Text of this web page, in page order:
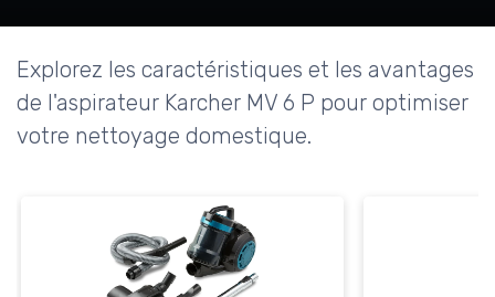
Explorez les caractéristiques et les avantages
de l'aspirateur Karcher MV 6 P pour optimiser
votre nettoyage domestique.